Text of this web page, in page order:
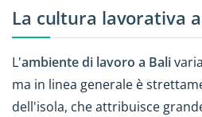
La cultura lavorativa
L'ambiente di lavoro a Bali
ma in linea generale è
dell'isola, che attribuisce